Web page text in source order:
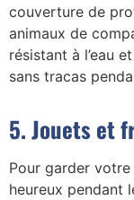
couverture de
animaux de
résistant à l’eau
sans tracas
5. Jouets et
Pour garder
heureux pendant